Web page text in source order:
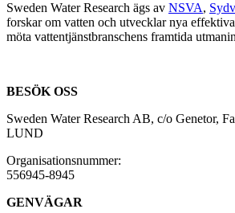
Sweden Water Research ägs av NSVA,
forskar om vatten och utvecklar nya
möta vattentjänstbranschens framtida
BESÖK OSS
Sweden Water Research AB, c/o Genetor,
LUND
Organisationsnummer:
556945-8945
GENVÄGAR